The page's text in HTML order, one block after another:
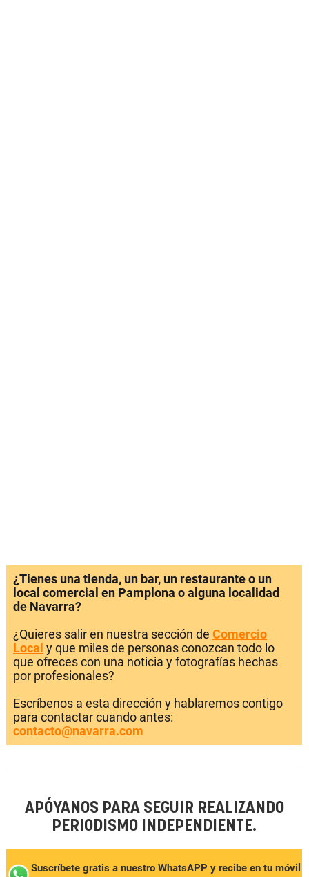
¿Tienes una tienda, un bar, un restaurante o un
local comercial en Pamplona o alguna localidad
de Navarra?
¿Quieres salir en nuestra sección de Comercio
Local y que miles de personas conozcan todo lo
que ofreces con una noticia y fotografías hechas
por profesionales?
Escríbenos a esta dirección y hablaremos contigo
para contactar cuando antes:
contacto@navarra.com
APÓYANOS PARA SEGUIR REALIZANDO
PERIODISMO INDEPENDIENTE.
Suscríbete gratis a nuestro WhatsAPP y recibe en tu móvil